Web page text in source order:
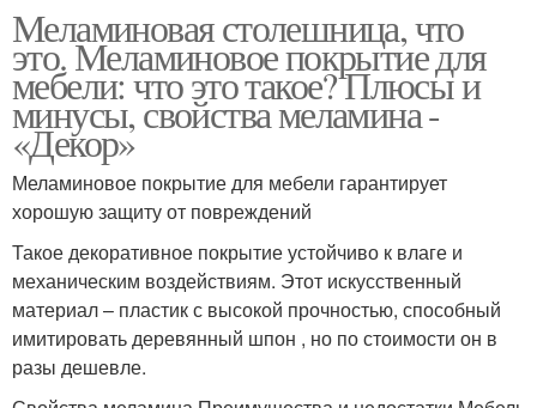
Меламиновая столешница, что
это. Меламиновое покрытие для
мебели: что это такое? Плюсы и
минусы, свойства меламина -
«Декор»
Меламиновое покрытие для мебели гарантирует
хорошую защиту от повреждений
Такое декоративное покрытие устойчиво к влаге и
механическим воздействиям. Этот искусственный
материал – пластик с высокой прочностью, способный
имитировать деревянный шпон , но по стоимости он в
разы дешевле.